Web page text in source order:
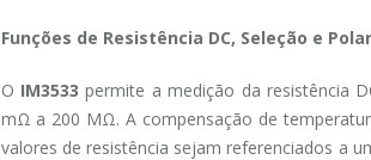
Funções de Resistência DC, Seleção e
O IM3533 permite a medição da resistência
mΩ a 200 MΩ. A compensação de
valores de resistência sejam referenciados a